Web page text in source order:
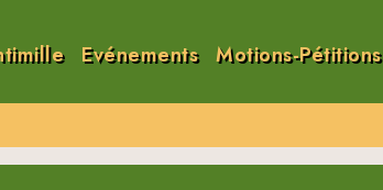
Evénements Motions-Pétitions